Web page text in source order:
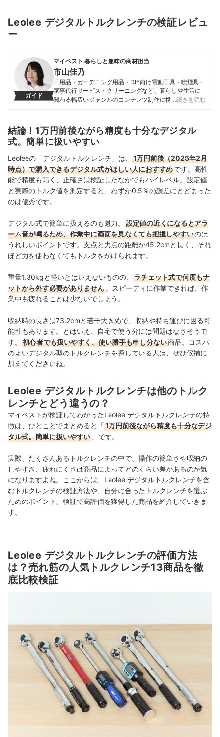
Leolee デジタルトルクレンチの検証レビュ
ー
ガイド
マイベスト 暮らしと趣味の商材担当
市山佳乃
日用品・ガーデニング用品・DIY向け電動工具・喫煙具・
家事代行サービス・クリーニングなど、暮らしや生活に
関わる幅広いジャンルのコンテンツ制作に携わる。「一
市山佳乃のプロフィール
…続きを読む
結論！1万円前後ながら精度も十分なデジタル
式。簡単に扱いやすい
Leoleeの「デジタルトルクレンチ」は、
1万円前後（2025年2月
時点）で購入できるデジタル式がほしい人におすすめです。高性
能で精度も高く、正確さは検証したなかでもハイレベル。設定値
と実際のトルク値を測定すると、わずか0.5％の誤差にとどまった
のは優秀です。
デジタル式で簡単に扱えるのも魅力。
設定値の近くになるとアラ
ーム音が鳴るため、作業中に画面を見なくても把握しやすいのは
うれしいポイントです。支点と力点の距離が45.2cmと長く、それ
ほど力を使わなくてもトルクをかけられます。
重量1.30kgと軽いとはいえないものの、
ラチェット式で何度もナ
ットから外す必要がありません 。スピーディに作業できれば、作
業中も疲れることは少ないでしょう。
収納時の長さは73.2cmと若干大きめで、収納や持ち運びに困る可
能性もあります。とはいえ、自宅で使う分には問題はなさそうで
す。
初心者でも扱いやすく、使い勝手も申し分ない商品。コスパ
のよいデジタル型のトルクレンチを探している人は、ぜひ候補に
加えてくださいね。
Leolee デジタルトルクレンチは他のトルク
レンチとどう違うの？
マイベストが検証してわかったLeolee デジタルトルクレンチの特
徴は、ひとことでまとめると「1万円前後ながら精度も十分なデジ
タル式。簡単に扱いやすい 」です。
実際、たくさんあるトルクレンチの中で、操作の簡単さや収納の
しやすさ、疲れにくさは商品によってどのくらい差があるのか気
になりますよね。ここからは、Leolee デジタルトルクレンチを含
むトルクレンチの検証方法や、自分に合ったトルクレンチを選ぶ
ためのポイント、検証で高評価を獲得した商品を紹介していきま
す。
Leolee デジタルトルクレンチの評価方法
は？売れ筋の人気トルクレンチ13商品を徹
底比較検証